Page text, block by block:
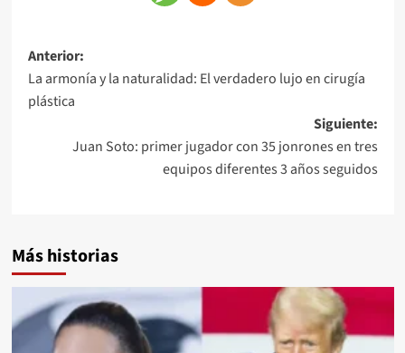
Anterior:
La armonía y la naturalidad: El verdadero lujo en cirugía
plástica
Siguiente:
Juan Soto: primer jugador con 35 jonrones en tres
equipos diferentes 3 años seguidos
Más historias